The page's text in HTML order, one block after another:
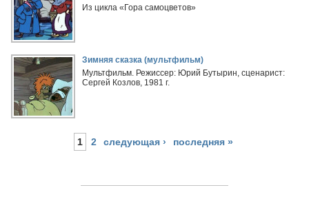
Из цикла «Гора самоцветов»
Зимняя сказка (мультфильм)
Мультфильм. Режиссер: Юрий Бутырин, сценарист:
Сергей Козлов, 1981 г.
1 2 следующая › последняя »